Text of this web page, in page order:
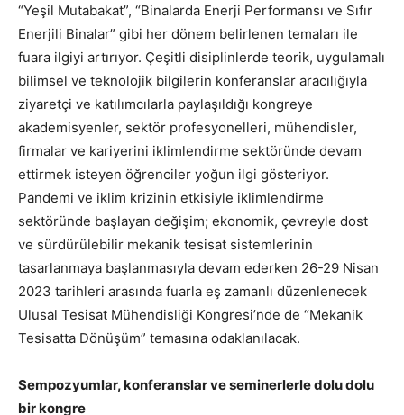
“Yeşil Mutabakat”, “Binalarda Enerji Performansı ve Sıfır
Enerjili Binalar” gibi her dönem belirlenen temaları ile
fuara ilgiyi artırıyor. Çeşitli disiplinlerde teorik, uygulamalı
bilimsel ve teknolojik bilgilerin konferanslar aracılığıyla
ziyaretçi ve katılımcılarla paylaşıldığı kongreye
akademisyenler, sektör profesyonelleri, mühendisler,
firmalar ve kariyerini iklimlendirme sektöründe devam
ettirmek isteyen öğrenciler yoğun ilgi gösteriyor.
Pandemi ve iklim krizinin etkisiyle iklimlendirme
sektöründe başlayan değişim; ekonomik, çevreyle dost
ve sürdürülebilir mekanik tesisat sistemlerinin
tasarlanmaya başlanmasıyla devam ederken 26-29 Nisan
2023 tarihleri arasında fuarla eş zamanlı düzenlenecek
Ulusal Tesisat Mühendisliği Kongresi’nde de “Mekanik
Tesisatta Dönüşüm” temasına odaklanılacak.
Sempozyumlar, konferanslar ve seminerlerle dolu dolu
bir kongre